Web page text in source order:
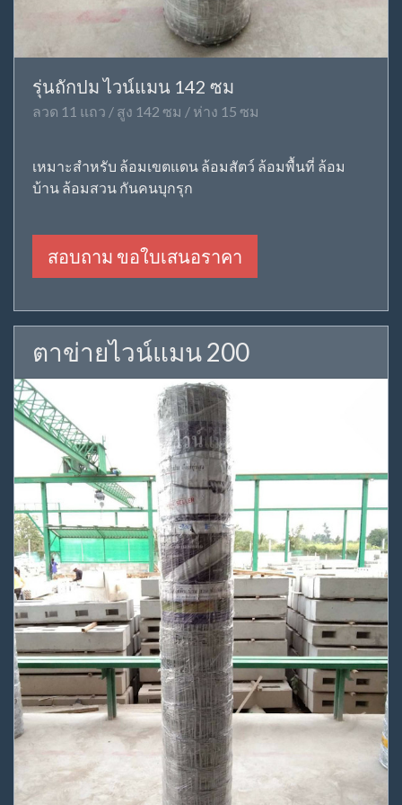
รุ่นถักปม ไวน์แมน 142 ซม
ลวด 11 แถว / สูง 142 ซม / ห่าง 15 ซม
เหมาะสำหรับ ล้อมเขตแดน ล้อมสัตว์ ล้อมพื้นที่ ล้อม
บ้าน ล้อมสวน กันคนบุกรุก
สอบถาม ขอใบเสนอราคา
ตาข่ายไวน์แมน 200